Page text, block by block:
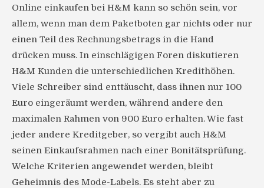
Online einkaufen bei H&M kann so schön sein, vor
allem, wenn man dem Paketboten gar nichts oder nur
einen Teil des Rechnungsbetrags in die Hand
drücken muss. In einschlägigen Foren diskutieren
H&M Kunden die unterschiedlichen Kredithöhen.
Viele Schreiber sind enttäuscht, dass ihnen nur 100
Euro eingeräumt werden, während andere den
maximalen Rahmen von 900 Euro erhalten. Wie fast
jeder andere Kreditgeber, so vergibt auch H&M
seinen Einkaufsrahmen nach einer Bonitätsprüfung.
Welche Kriterien angewendet werden, bleibt
Geheimnis des Mode-Labels. Es steht aber zu